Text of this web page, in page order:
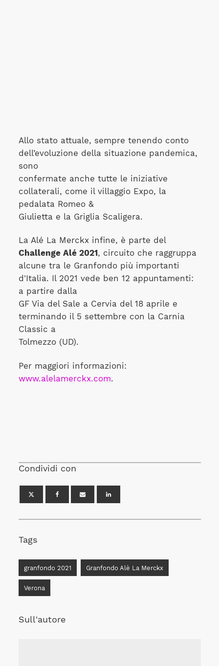
Allo stato attuale, sempre tenendo conto
dell’evoluzione della situazione pandemica,
sono
confermate anche tutte le iniziative
collaterali, come il villaggio Expo, la
pedalata Romeo &
Giulietta e la Griglia Scaligera.
La Alé La Merckx infine, è parte del
Challenge Alé 2021 , circuito che raggruppa
alcune tra le Granfondo più importanti
d'Italia. Il 2021 vede ben 12 appuntamenti:
a partire dalla
GF Via del Sale a Cervia del 18 aprile e
terminando il 5 settembre con la Carnia
Classic a
Tolmezzo (UD).
Per maggiori informazioni:
www.alelamerckx.com.
Condividi con
Tags
granfondo 2021 Granfondo Alè La Merckx
Verona
Sull'autore